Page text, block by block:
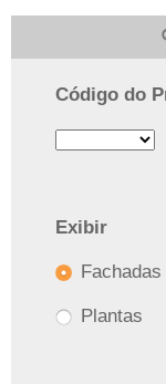
Código do
Exibir
Fachadas
Plantas